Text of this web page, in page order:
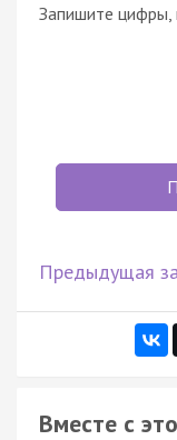
Запишите цифры,
Предыдущая
Вместе с